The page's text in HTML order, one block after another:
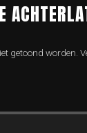
getoond worden.